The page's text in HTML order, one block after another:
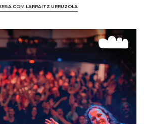
COM LARRAITZ URRUZOLA